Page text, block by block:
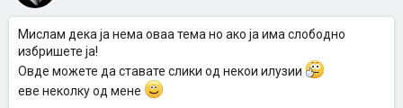
Мислам дека ја нема оваа тема но ако ја има слободно
избришете ја!
Овде можете да ставате слики од некои илузии
еве неколку од мене